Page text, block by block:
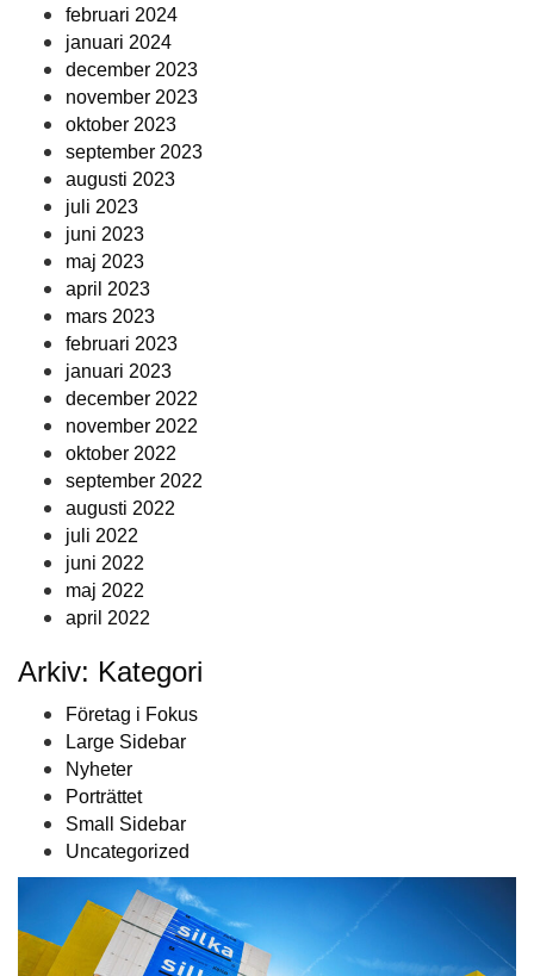
februari 2024
januari 2024
december 2023
november 2023
oktober 2023
september 2023
augusti 2023
juli 2023
juni 2023
maj 2023
april 2023
mars 2023
februari 2023
januari 2023
december 2022
november 2022
oktober 2022
september 2022
augusti 2022
juli 2022
juni 2022
maj 2022
april 2022
Arkiv: Kategori
Företag i Fokus
Large Sidebar
Nyheter
Porträttet
Small Sidebar
Uncategorized